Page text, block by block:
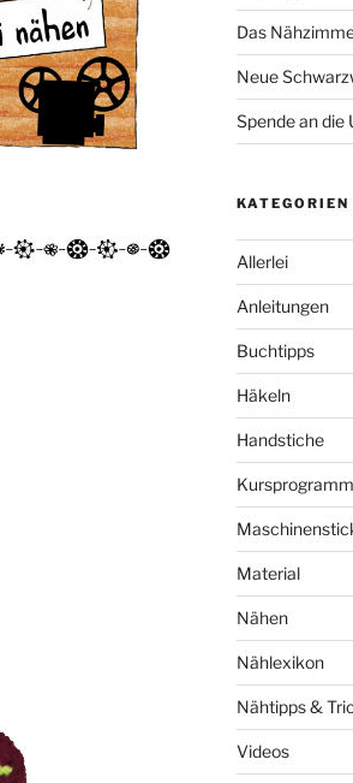
Das
Neue
Spende an die
KATEGORIEN
Allerlei
Anleitungen
Buchtipps
Häkeln
Handstiche
Kursprogramm
Material
Nähen
Nählexikon
Nähtipps &
Videos